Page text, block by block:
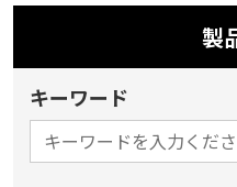
製
キーワード